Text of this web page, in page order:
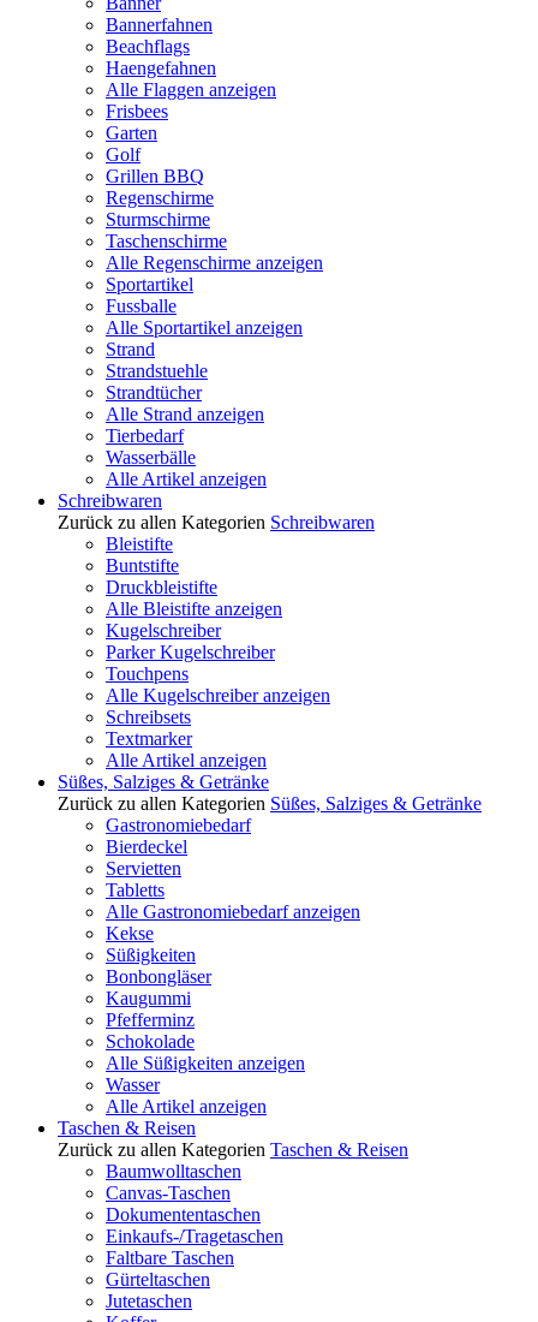
Bannerfahnen
Beachflags
Haengefahnen
Alle Flaggen anzeigen
Frisbees
Garten
Golf
Grillen BBQ
Regenschirme
Sturmschirme
Taschenschirme
Alle Regenschirme anzeigen
Sportartikel
Fussballe
Alle Sportartikel anzeigen
Strand
Strandstuehle
Strandtücher
Alle Strand anzeigen
Tierbedarf
Wasserbälle
Alle Artikel anzeigen
Schreibwaren
Zurück zu allen Kategorien Schreibwaren
Bleistifte
Buntstifte
Druckbleistifte
Alle Bleistifte anzeigen
Kugelschreiber
Parker Kugelschreiber
Touchpens
Alle Kugelschreiber anzeigen
Schreibsets
Textmarker
Alle Artikel anzeigen
Süßes, Salziges & Getränke
Zurück zu allen Kategorien Süßes, Salziges & Getränke
Gastronomiebedarf
Bierdeckel
Servietten
Tabletts
Alle Gastronomiebedarf anzeigen
Kekse
Süßigkeiten
Bonbongläser
Kaugummi
Pfefferminz
Schokolade
Alle Süßigkeiten anzeigen
Wasser
Alle Artikel anzeigen
Taschen & Reisen
Zurück zu allen Kategorien Taschen & Reisen
Baumwolltaschen
Canvas-Taschen
Dokumententaschen
Einkaufs-/Tragetaschen
Faltbare Taschen
Gürteltaschen
Jutetaschen